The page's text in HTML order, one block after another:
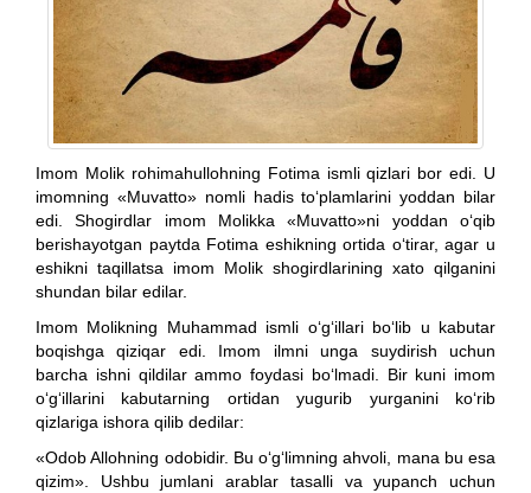
Imom Molik rohimahullohning Fotima ismli qizlari bor edi. U
imomning «Muvatto» nomli hadis to‘plamlarini yoddan bilar
edi. Shogirdlar imom Molikka «Muvatto»ni yoddan o‘qib
berishayotgan paytda Fotima eshikning ortida o‘tirar, agar u
eshikni taqillatsa imom Molik shogirdlarining xato qilganini
shundan bilar edilar.
Imom Molikning Muhammad ismli o‘g‘illari bo‘lib u kabutar
boqishga qiziqar edi. Imom ilmni unga suydirish uchun
barcha ishni qildilar ammo foydasi bo‘lmadi. Bir kuni imom
o‘g‘illarini kabutarning ortidan yugurib yurganini ko‘rib
qizlariga ishora qilib dedilar:
«Odob Allohning odobidir. Bu o‘g‘limning ahvoli, mana bu esa
qizim». Ushbu jumlani arablar tasalli va yupanch uchun